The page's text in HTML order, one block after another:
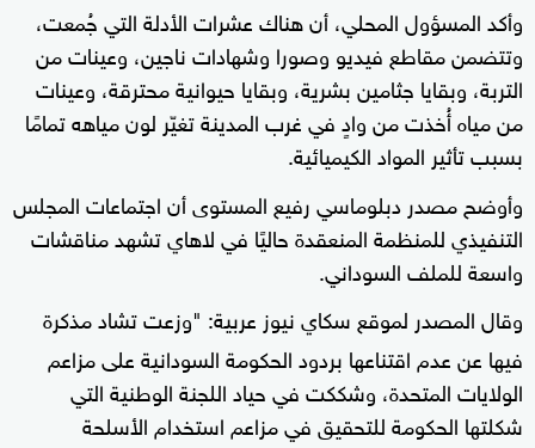
وأكد المسؤول المحلي، أن هناك عشرات الأدلة التي جُمعت،
وتتضمن مقاطع فيديو وصورا وشهادات ناجين، وعينات من
التربة، وبقايا جثامين بشرية، وبقايا حيوانية محترقة، وعينات
من مياه أُخذت من وادٍ في غرب المدينة تغيّر لون مياهه تمامًا
بسبب تأثير المواد الكيميائية.
وأوضح مصدر دبلوماسي رفيع المستوى أن اجتماعات المجلس
التنفيذي للمنظمة المنعقدة حاليًا في لاهاي تشهد مناقشات
واسعة للملف السوداني.
وقال المصدر لموقع سكاي نيوز عربية: "وزعت تشاد مذكرة
فيها عن عدم اقتناعها بردود الحكومة السودانية على مزاعم
الولايات المتحدة، وشككت في حياد اللجنة الوطنية التي
شكلتها الحكومة للتحقيق في مزاعم استخدام الأسلحة